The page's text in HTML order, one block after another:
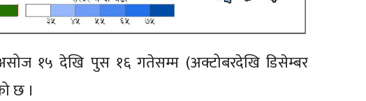
१५ देखि पुस १६ गतेसम्म (अक्टोबरदेखि डिसेम्बर
छ ।